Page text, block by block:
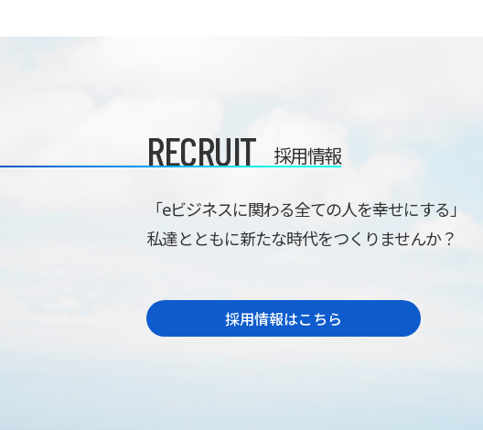
RECRUIT 採用情報
「eビジネスに関わる全ての人を幸せにする」
私達とともに新たな時代をつくりませんか？
採用情報はこちら